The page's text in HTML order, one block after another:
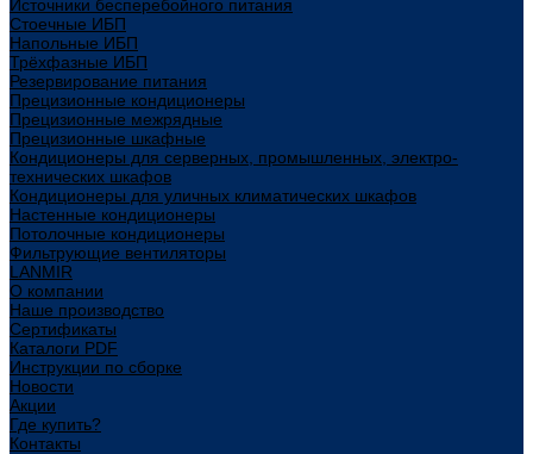
Источники бесперебойного питания
Стоечные ИБП
Напольные ИБП
Трёхфазные ИБП
Резервирование питания
Прецизионные кондиционеры
Прецизионные межрядные
Прецизионные шкафные
Кондиционеры для серверных, промышленных, электро-
технических шкафов
Кондиционеры для уличных климатических шкафов
Настенные кондиционеры
Потолочные кондиционеры
Фильтрующие вентиляторы
LANMIR
О компании
Наше производство
Сертификаты
Каталоги PDF
Инструкции по сборке
Новости
Акции
Где купить?
Контакты